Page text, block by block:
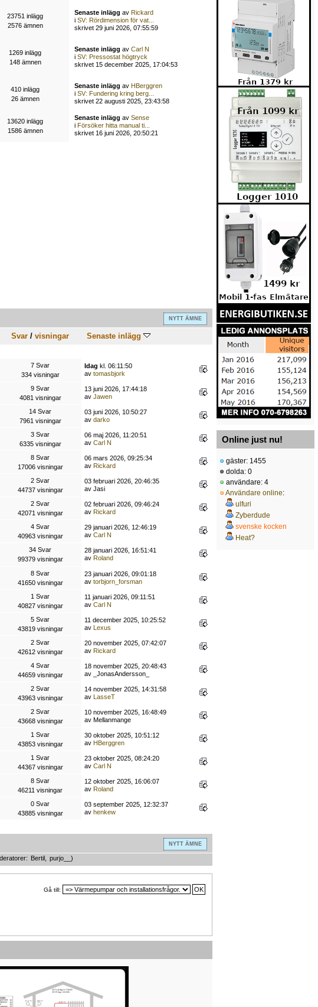
23751 inlägg
2576 ämnen
Senaste inlägg avRickard
iSV: Rördimension för vat...
skrivet 29 juni 2026, 07:55:59
1269 inlägg
148 ämnen
Senaste inlägg avCarl N
iSV: Pressostat högtryck
skrivet 15 december 2025, 17:04:53
410 inlägg
26 ämnen
Senaste inlägg avHBerggren
iSV: Fundering kring berg...
skrivet 22 augusti 2025, 23:43:58
13620 inlägg
1586 ämnen
Senaste inlägg avSense
iFörsöker hitta manual ti...
skrivet 16 juni 2026, 20:50:21
NYTT ÄMNE
Svar/ visningar Senaste inlägg
7 Svar
334 visningar
Idag kl. 06:11:50
av tomasbjork
9 Svar
4081 visningar
13 juni 2026, 17:44:18
av Jawen
14 Svar
7961 visningar
03 juni 2026, 10:50:27
av darko
3 Svar
6335 visningar
06 maj 2026, 11:20:51
av Carl N
8 Svar
17006 visningar
06 mars 2026, 09:25:34
av Rickard
2 Svar
44737 visningar
03 februari 2026, 20:46:35
av Jasi
2 Svar
42071 visningar
02 februari 2026, 09:46:24
av Rickard
4 Svar
40963 visningar
29 januari 2026, 12:46:19
av Carl N
34 Svar
99379 visningar
28 januari 2026, 16:51:41
av Roland
8 Svar
41650 visningar
23 januari 2026, 09:01:18
av torbjorn_forsman
1 Svar
40827 visningar
11 januari 2026, 09:11:51
av Carl N
5 Svar
43819 visningar
11 december 2025, 10:25:52
av Lexus
2 Svar
42612 visningar
20 november 2025, 07:42:07
av Rickard
4 Svar
44659 visningar
18 november 2025, 20:48:43
av _JonasAndersson_
2 Svar
43963 visningar
14 november 2025, 14:31:58
av LasseT
2 Svar
43668 visningar
10 november 2025, 16:48:49
av Mellanmange
1 Svar
43853 visningar
30 oktober 2025, 10:51:12
av HBerggren
1 Svar
44367 visningar
23 oktober 2025, 08:24:20
av Carl N
8 Svar
46211 visningar
12 oktober 2025, 16:06:07
av Roland
0 Svar
43885 visningar
03 september 2025, 12:32:37
av henkew
NYTT ÄMNE
Bertil, purjo__ )
Gå till:
Online just nu!
gäster: 1455
dolda: 0
användare: 4
Användare online:
ulfuri
Zyberdude
svenske kocken
Heat?